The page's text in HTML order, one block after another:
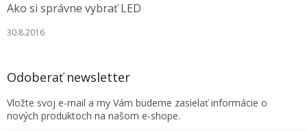
Ako si správne vybrať LED
30.8.2016
Odoberať newsletter
Vložte svoj e-mail a my Vám budeme zasielať informácie o
nových produktoch na našom e-shope.